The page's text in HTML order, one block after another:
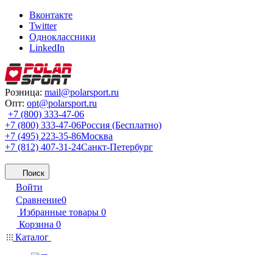
Вконтакте
Twitter
Одноклассники
LinkedIn
Розница: mail@polarsport.ru
Опт: opt@polarsport.ru
+7 (800) 333-47-06
+7 (800) 333-47-06Россия (Бесплатно)
+7 (495) 223-35-86Москва
+7 (812) 407-31-24Санкт-Петербург
Поиск
Войти
Сравнение0
Избранные товары 0
Корзина 0
Каталог